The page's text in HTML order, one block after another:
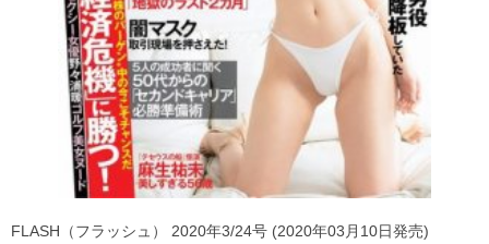
FLASH（フラッシュ） 2020年3/24号 (2020年03月10日発売)